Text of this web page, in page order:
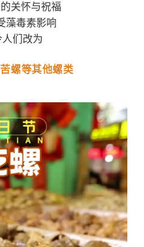
关怀与祝福
藻毒素影响
人们改为
螺等其他螺类